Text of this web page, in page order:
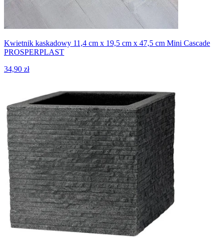
Kwietnik kaskadowy 11,4 cm x 19,5 cm x 47,5 cm Mini Cascade
PROSPERPLAST
34,90 zł